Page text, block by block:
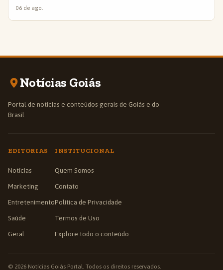
06 de ago.
Notícias Goiás
Portal de notícias e conteúdos gerais de Goiás e do
Brasil
EDITORIAS
Notícias
Marketing
Entretenimento
Saúde
Geral
INSTITUCIONAL
Quem Somos
Contato
Política de Privacidade
Termos de Uso
Explore todo o conteúdo
© 2026 Notícias Goiás Portal. Todos os direitos reservados.